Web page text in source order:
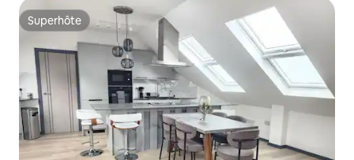
Superhôte
Superhôte